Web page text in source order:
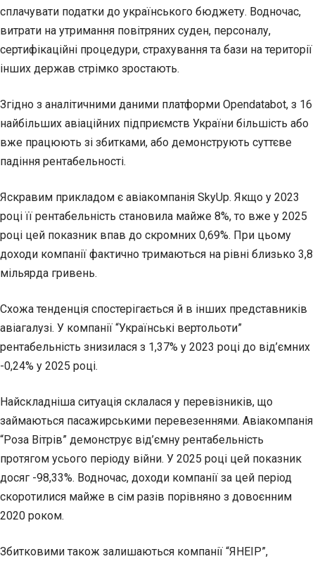
сплачувати податки до українського бюджету. Водночас,
витрати на утримання повітряних суден, персоналу,
сертифікаційні процедури, страхування та бази на території
інших держав стрімко зростають.
Згідно з аналітичними даними платформи Opendatabot, з 16
найбільших авіаційних підприємств України більшість або
вже працюють зі збитками, або демонструють суттєве
падіння рентабельності.
Яскравим прикладом є авіакомпанія SkyUp. Якщо у 2023
році її рентабельність становила майже 8%, то вже у 2025
році цей показник впав до скромних 0,69%. При цьому
доходи компанії фактично тримаються на рівні близько 3,8
мільярда гривень.
Схожа тенденція спостерігається й в інших представників
авіагалузі. У компанії “Українські вертольоти”
рентабельність знизилася з 1,37% у 2023 році до від’ємних
-0,24% у 2025 році.
Найскладніша ситуація склалася у перевізників, що
займаються пасажирськими перевезеннями. Авіакомпанія
“Роза Вітрів” демонструє від’ємну рентабельність
протягом усього періоду війни. У 2025 році цей показник
досяг -98,33%. Водночас, доходи компанії за цей період
скоротилися майже в сім разів порівняно з довоєнним
2020 роком.
Збитковими також залишаються компанії “ЯНЕІР”,